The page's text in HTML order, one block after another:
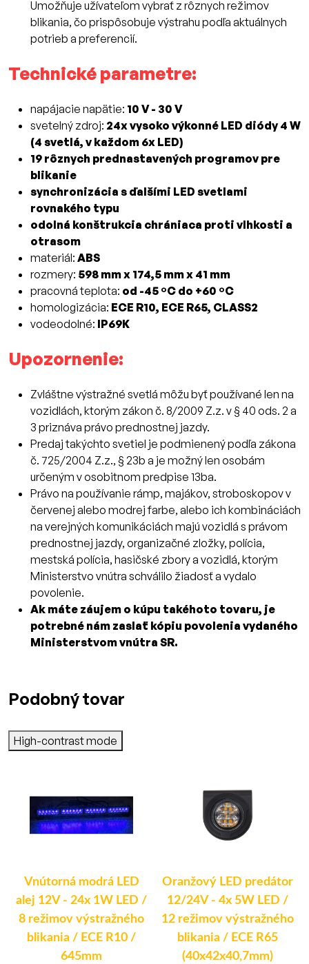
Umožňuje užívateľom vybrať z rôznych režimov
blikania, čo prispôsobuje výstrahu podľa aktuálnych
potrieb a preferencií.
Technické parametre:
napájacie napätie: 10 V - 30 V
svetelný zdroj: 24x vysoko výkonné LED diódy 4 W
(4 svetlá, v každom 6x LED)
19 rôznych prednastavených programov pre
blikanie
synchronizácia s ďalšími LED svetlami
rovnakého typu
odolná konštrukcia chrániaca proti vlhkosti a
otrasom
materiál: ABS
rozmery: 598 mm x 174,5 mm x 41 mm
pracovná teplota: od -45 ºC do +60 ºC
homologizácia: ECE R10, ECE R65, CLASS2
vodeodolné: IP69K
Upozornenie:
Zvláštne výstražné svetlá môžu byť používané len na
vozidlách, ktorým zákon č. 8/2009 Z.z. v § 40 ods. 2 a
3 priznáva právo prednostnej jazdy.
Predaj takýchto svetiel je podmienený podľa zákona
č. 725/2004 Z.z., § 23b a je možný len osobám
určeným v osobitnom predpise 13ba.
Právo na používanie rámp, majákov, stroboskopov v
červenej alebo modrej farbe, alebo ich kombináciách
na verejných komunikáciách majú vozidlá s právom
prednostnej jazdy, organizačné zložky, polícia,
mestská polícia, hasičské zbory a vozidlá, ktorým
Ministerstvo vnútra schválilo žiadosť a vydalo
povolenie.
Ak máte záujem o kúpu takéhoto tovaru, je
potrebné nám zaslať kópiu povolenia vydaného
Ministerstvom vnútra SR.
Podobný tovar
High-contrast mode
Vnútorná modrá LED
alej 12V - 24x 1W LED /
8 režimov výstražného
blikania / ECE R10 /
645mm
Oranžový LED predátor
12/24V - 4x 5W LED /
12 režimov výstražného
blikania / ECE R65
(40x42x40,7mm)